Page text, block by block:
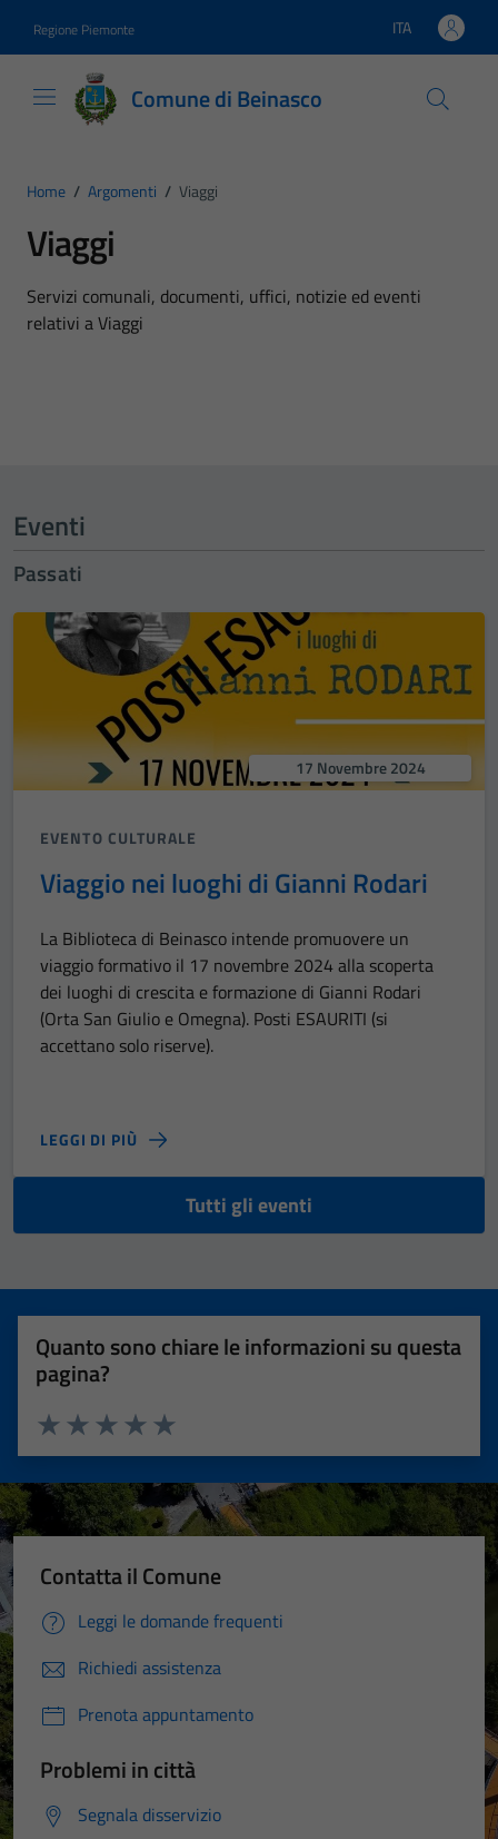
Regione Piemonte Lingua attiva:
ITA
Comune di Beinasco
Home / Argomenti / Viaggi
Viaggi
Dettagli dell'argomento
Servizi comunali, documenti, uffici, notizie ed eventi
relativi a Viaggi
Eventi
Passati
17 Novembre 2024
EVENTO CULTURALE
Viaggio nei luoghi di Gianni Rodari
La Biblioteca di Beinasco intende promuovere un
viaggio formativo il 17 novembre 2024 alla scoperta
dei luoghi di crescita e formazione di Gianni Rodari
(Orta San Giulio e Omegna). Posti ESAURITI (si
accettano solo riserve).
LEGGI DI PIÙ
Tutti gli eventi
Quanto sono chiare le informazioni su questa
pagina?
Valuta 5 stelle su 5
Valuta 4 stelle su 5
Valuta 3 stelle su 5
Valuta 2 stelle su 5
Valuta 1 stelle su 5
Contatta il Comune
Leggi le domande frequenti
Richiedi assistenza
Prenota appuntamento
Problemi in città
Segnala disservizio